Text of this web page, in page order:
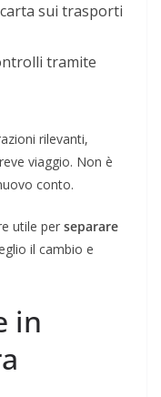
sui trasporti
tramite
rilevanti,
viaggio. Non è
conto.
utile per separare
il cambio e
in